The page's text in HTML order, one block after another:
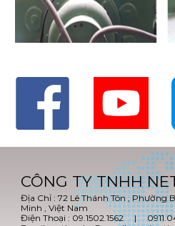
CÔNG TY TNHH
Địa Chỉ : 72 Lê Thánh Tôn , Phường
Minh , Việt Nam
Điện Thoại : 09.1502.1562 |